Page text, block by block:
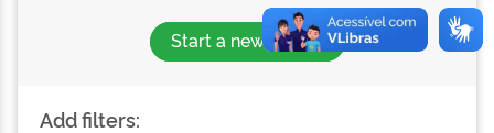
Start a new search
Add filters: